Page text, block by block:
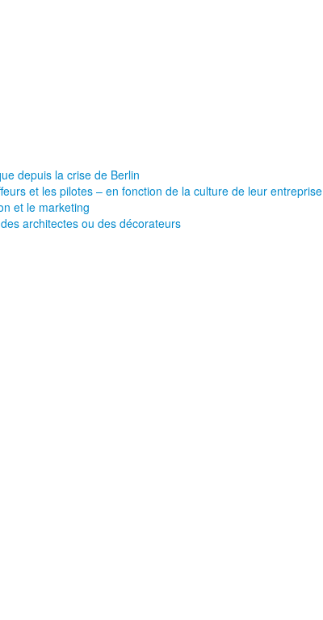
depuis la crise de Berlin
et les pilotes – en fonction de la culture de leur entreprise
et le marketing
architectes ou des décorateurs